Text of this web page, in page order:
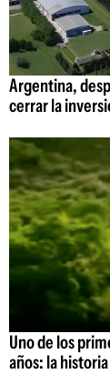
Argentina,
cerrar la
Uno de los
años: la